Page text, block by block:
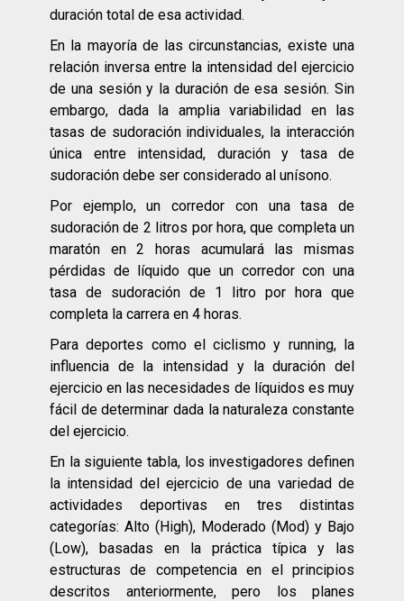
duración total de esa actividad.
En la mayoría de las circunstancias, existe una
relación inversa entre la intensidad del ejercicio
de una sesión y la duración de esa sesión. Sin
embargo, dada la amplia variabilidad en las
tasas de sudoración individuales, la interacción
única entre intensidad, duración y tasa de
sudoración debe ser considerado al unísono.
Por ejemplo, un corredor con una tasa de
sudoración de 2 litros por hora, que completa un
maratón en 2 horas acumulará las mismas
pérdidas de líquido que un corredor con una
tasa de sudoración de 1 litro por hora que
completa la carrera en 4 horas.
Para deportes como el ciclismo y running, la
influencia de la intensidad y la duración del
ejercicio en las necesidades de líquidos es muy
fácil de determinar dada la naturaleza constante
del ejercicio.
En la siguiente tabla, los investigadores definen
la intensidad del ejercicio de una variedad de
actividades deportivas en tres distintas
categorías: Alto (High), Moderado (Mod) y Bajo
(Low), basadas en la práctica típica y las
estructuras de competencia en el principios
descritos anteriormente, pero los planes